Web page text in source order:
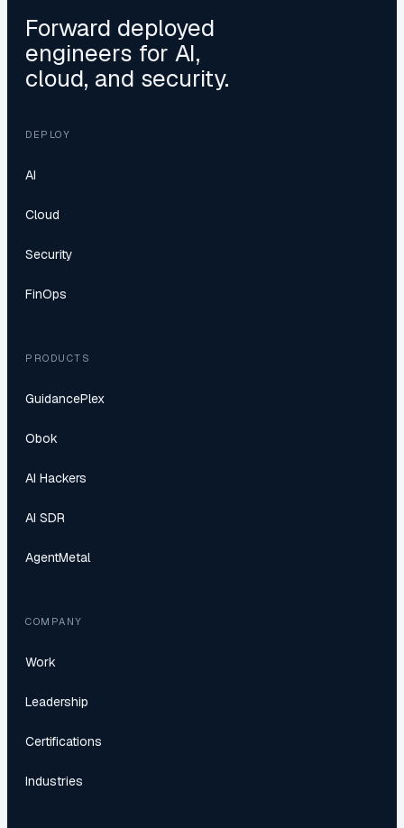
Forward deployed
engineers for AI,
cloud, and security.
DEPLOY
AI
Cloud
Security
FinOps
PRODUCTS
GuidancePlex
Obok
AI Hackers
AI SDR
AgentMetal
COMPANY
Work
Leadership
Certifications
Industries